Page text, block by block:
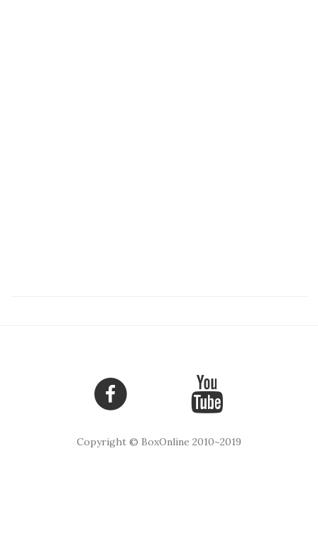
Copyright © BoxOnline 2010~2019